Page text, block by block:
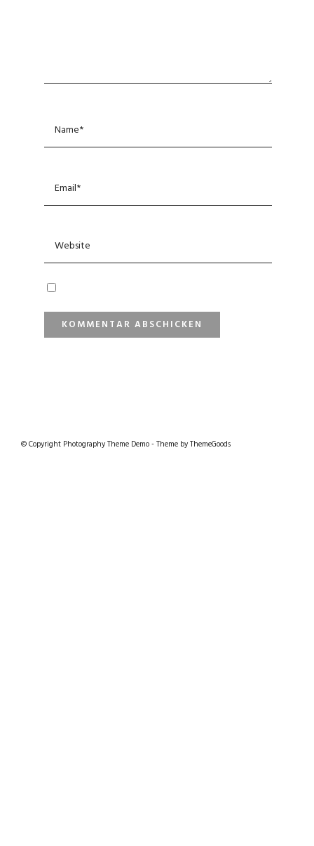
© Copyright Photography Theme Demo - Theme by ThemeGoods